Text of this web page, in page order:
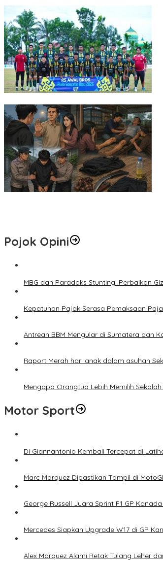
Pojok Opini
MBG dan Paradoks Stunting: Perbaikan
Kepatuhan Pajak Serasa Pemaksaan
Antrean BBM Mengular di Sumatera dan
Raport Merah hari anak dalam asuhan
Mengapa Orangtua Lebih Memilih
Motor Sport
Di Giannantonio Kembali Tercepat di
Marc Marquez Dipastikan Tampil di
George Russell Juara Sprint F1 GP
Mercedes Siapkan Upgrade W17 di GP
Alex Marquez Alami Retak Tulang Leher